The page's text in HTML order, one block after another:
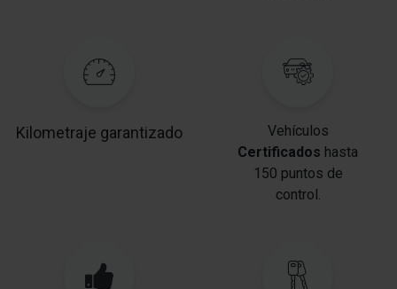
Kilometraje garantizado
Vehículos
Certificados hasta
150 puntos de
control.